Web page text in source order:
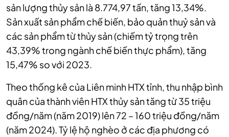
sản lượng thủy sản là 8.774,97 tấn, tăng 13,34%.
Sản xuất sản phẩm chế biến, bảo quản thuỷ sản và
các sản phẩm từ thủy sản (chiếm tỷ trọng trên
43,39% trong ngành chế biến thực phẩm), tăng
15,47% so với 2023.
Theo thống kê của Liên minh HTX tỉnh, thu nhập bình
quân của thành viên HTX thủy sản tăng từ 35 triệu
đồng/năm (năm 2019) lên 72 – 160 triệu đồng/năm
(năm 2024). Tỷ lệ hộ nghèo ở các địa phương có